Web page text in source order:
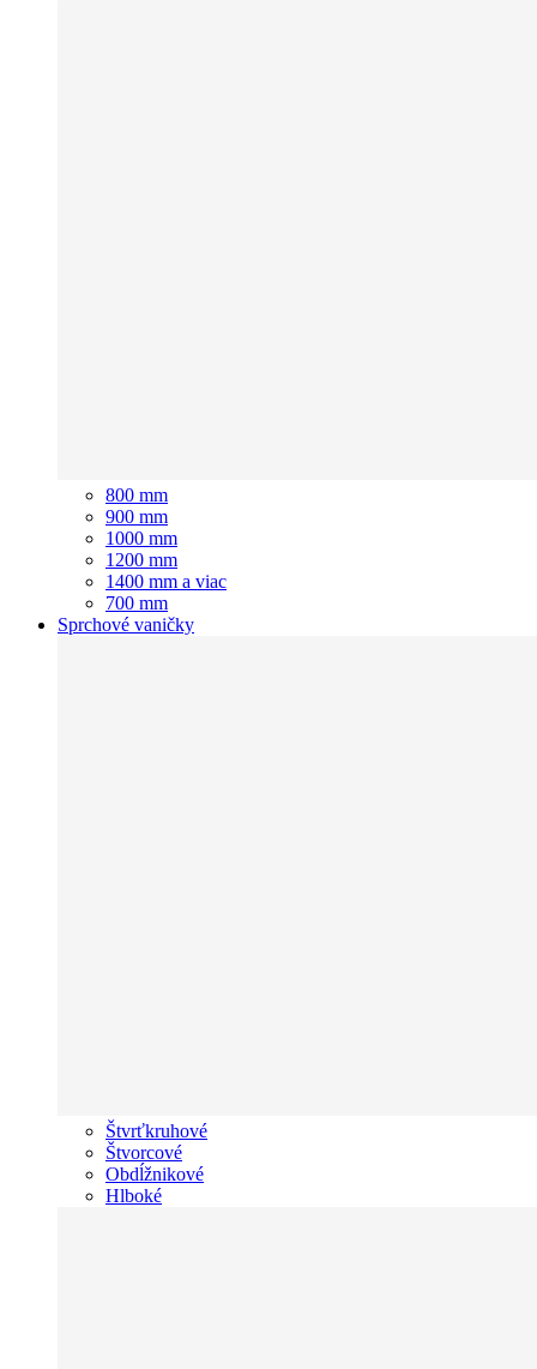
800 mm
900 mm
1000 mm
1200 mm
1400 mm a viac
700 mm
Sprchové vaničky
Štvrťkruhové
Štvorcové
Obdĺžnikové
Hlboké